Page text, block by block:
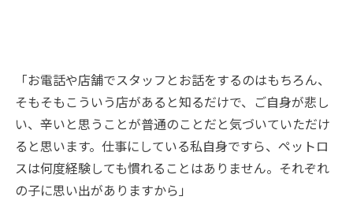
「お電話や店舗でスタッフとお話をするのはもちろん、
そもそもこういう店があると知るだけで、ご自身が悲し
い、辛いと思うことが普通のことだと気づいていただけ
ると思います。仕事にしている私自身ですら、ペットロ
スは何度経験しても慣れることはありません。それぞれ
の子に思い出がありますから」